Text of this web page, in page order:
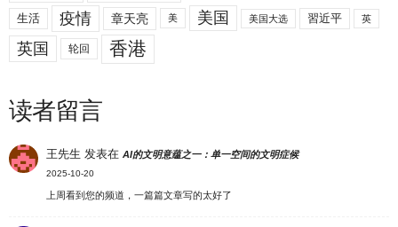
生活 疫情 章天亮 美 美国 美国大选 習近平 英
英国 轮回 香港
读者留言
王先生 发表在AI的文明意蕴之一：单一空间的文明症候
2025-10-20
上周看到您的频道，一篇篇文章写的太好了